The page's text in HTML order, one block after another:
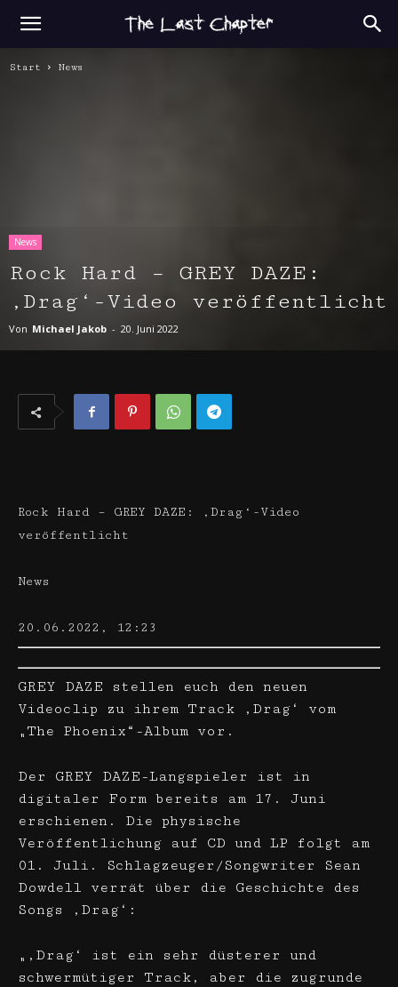
Start News
News
Rock Hard – GREY DAZE:
‚Drag‘-Video veröffentlicht
Von Michael Jakob - 20. Juni 2022
Rock Hard – GREY DAZE: ‚Drag‘-Video
veröffentlicht
News
20.06.2022, 12:23
GREY DAZE stellen euch den neuen
Videoclip zu ihrem Track ‚Drag‘ vom
„The Phoenix“-Album vor.
Der GREY DAZE-Langspieler ist in
digitaler Form bereits am 17. Juni
erschienen. Die physische
Veröffentlichung auf CD und LP folgt am
01. Juli. Schlagzeuger/Songwriter Sean
Dowdell verrät über die Geschichte des
Songs ‚Drag‘:
„‚Drag‘ ist ein sehr düsterer und
schwermütiger Track, aber die zugrunde